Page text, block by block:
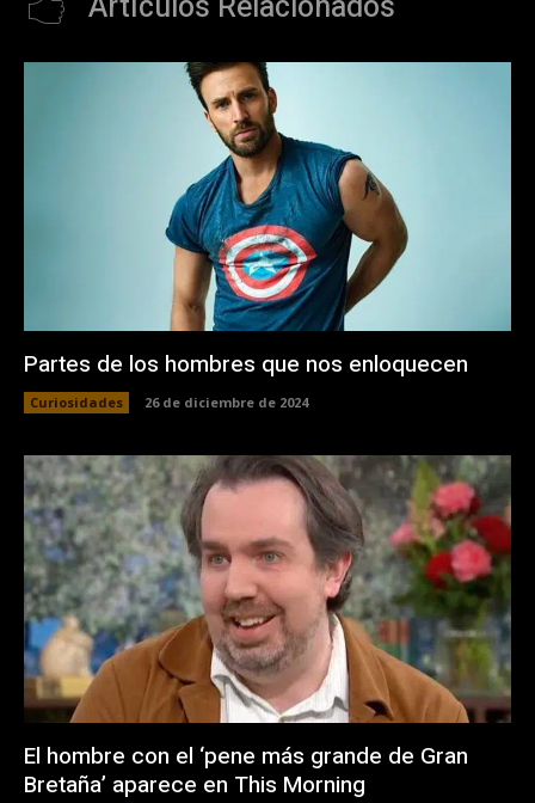
Partes de los hombres que nos enloquecen
Curiosidades 26 de diciembre de 2024
El hombre con el ‘pene más grande de Gran
Bretaña’ aparece en This Morning